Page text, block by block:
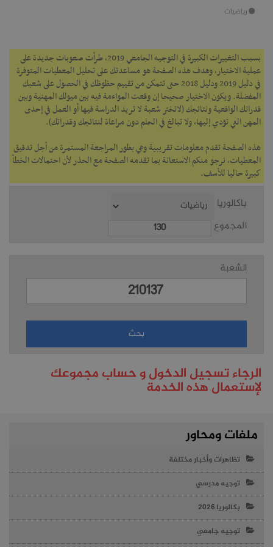
رياضيات
بسبب التغييرات الكبيرة في التوجيه الجامعي 2019، طرأت صعوبات جديدة على
عملية الاختيار، وهدف هذه الصفحة هو مساعدتك على تحليل المعطيات المتوفرة
في دليل 2019 ودليل 2018 حتى تتمكن من تقييم حظوظك في الحصول على شعبك
المفضلة.‎ ويكون الاختيار صحيحا إن وقعت المواءمة فيه بين ميولك المهنية وبين
قدراتك الواقعية ونتائجك (لاتختر شعبة لا تريد الدراسة فيها أو العمل في إحدى
المهن التي تؤدي إليها، ولا تبالغ في الحلم دون مراعاة لنتائجك وقدراتك).
هذه الصفحة تقدم معلومات تقريبية وهي بطور المراجعة المستمرة من أجل تدقيق
المعطيات، نرجو منكم الاستعانة بما تقدمه الصفحة مع الحذر لأن احتمالات الخطأ
كبيرة حاليا للأسف.
باكالوريا
المجموع
الشعبة
الرجاء تسجيل الدخول و حساب مجموعك
لإستعمال هذه الخدمة
ملفات ومحاور
تظاهرات وأخبار مختلفة
توجيه مدرسي
بكالوريا 2026
توجيه جامعي